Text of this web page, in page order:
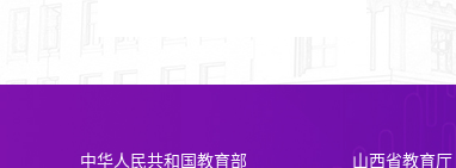
中华人民共和国教育部 山西省教育厅